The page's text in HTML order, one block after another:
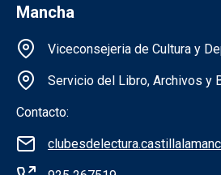
Mancha
Información de la
Viceconsejeria de Cultura y
Servicio del Libro, Archivos y
Contacto: